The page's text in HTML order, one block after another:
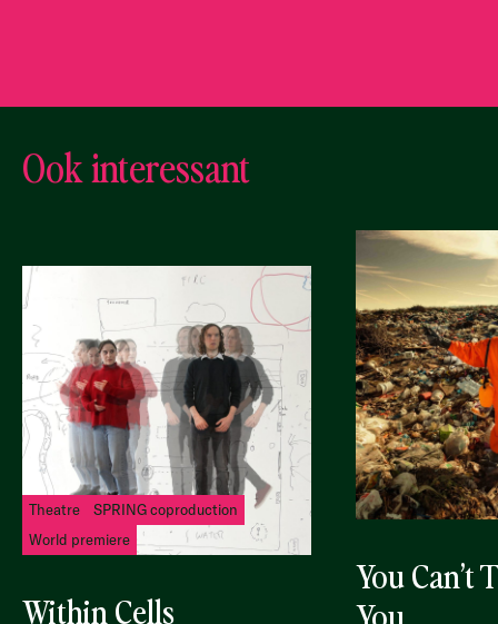
Ook interessant
Theatre
SPRING coproduction
World premiere
Within Cells
You Can’t
You